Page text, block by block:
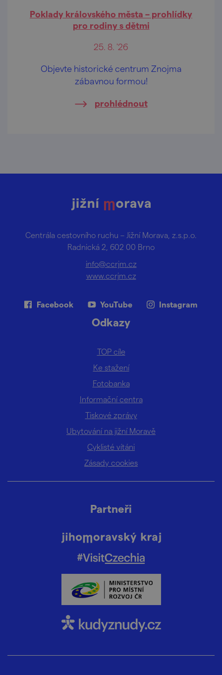
Poklady královského města – prohlídky
pro rodiny s dětmi
25. 8. '26
Objevte historické centrum Znojma
zábavnou formou!
prohlédnout
Centrála cestovního ruchu – Jižní Morava, z.s.p.o.
Radnická 2, 602 00 Brno
info@ccrjm.cz
www.ccrjm.cz
Facebook YouTube Instagram
Odkazy
TOP cíle
Ke stažení
Fotobanka
Informační centra
Tiskové zprávy
Ubytování na jižní Moravě
Cyklisté vítáni
Zásady cookies
Partneři